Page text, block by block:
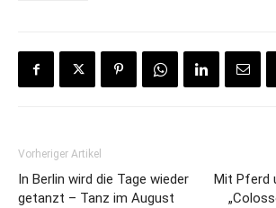
Vorheriger Artikel
In Berlin wird die Tage wieder
getanzt – Tanz im August
Mit Pferd